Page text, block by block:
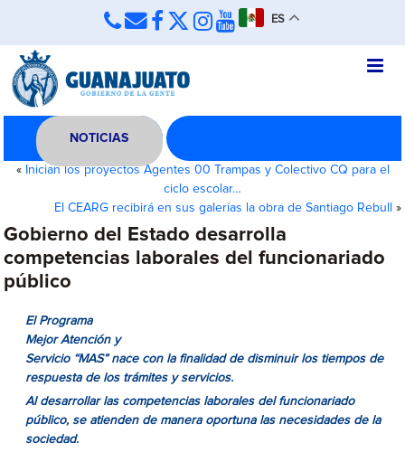
ES
NOTICIAS
« Inician los proyectos Agentes 00 Trampas y Colectivo CQ para el
ciclo escolar…
El CEARG recibirá en sus galerías la obra de Santiago Rebull
»
Gobierno del Estado desarrolla
competencias laborales del funcionariado
público
El Programa
Mejor Atención y
Servicio “MAS” nace con la finalidad de disminuir los tiempos de
respuesta de los trámites y servicios.
Al desarrollar las competencias laborales del funcionariado
público, se atienden de manera oportuna las necesidades de la
sociedad.